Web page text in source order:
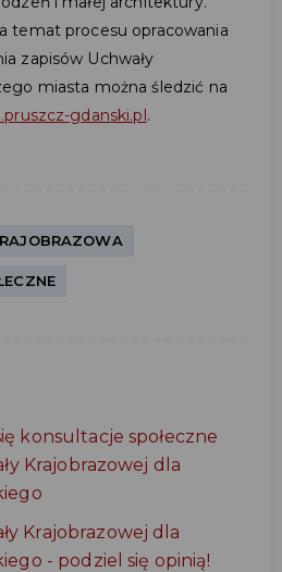
temat procesu opracowania
zapisów Uchwały
miasta można śledzić na
gdanski.pl.
konsultacje społeczne
Krajobrazowej dla
Krajobrazowej dla
- podziel się opinią!